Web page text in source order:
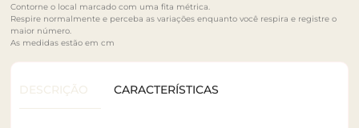
Contorne o local marcado com uma fita métrica.
Respire normalmente e perceba as variações enquanto você respira e registre o
maior número.
As medidas estão em cm
DESCRIÇÃO CARACTERÍSTICAS